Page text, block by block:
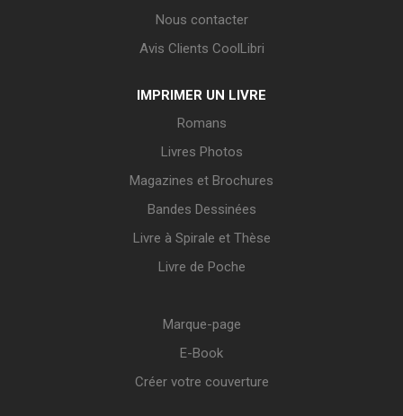
Nous contacter
Avis Clients CoolLibri
IMPRIMER UN LIVRE
Romans
Livres Photos
Magazines et Brochures
Bandes Dessinées
Livre à Spirale et Thèse
Livre de Poche
Marque-page
E-Book
Créer votre couverture